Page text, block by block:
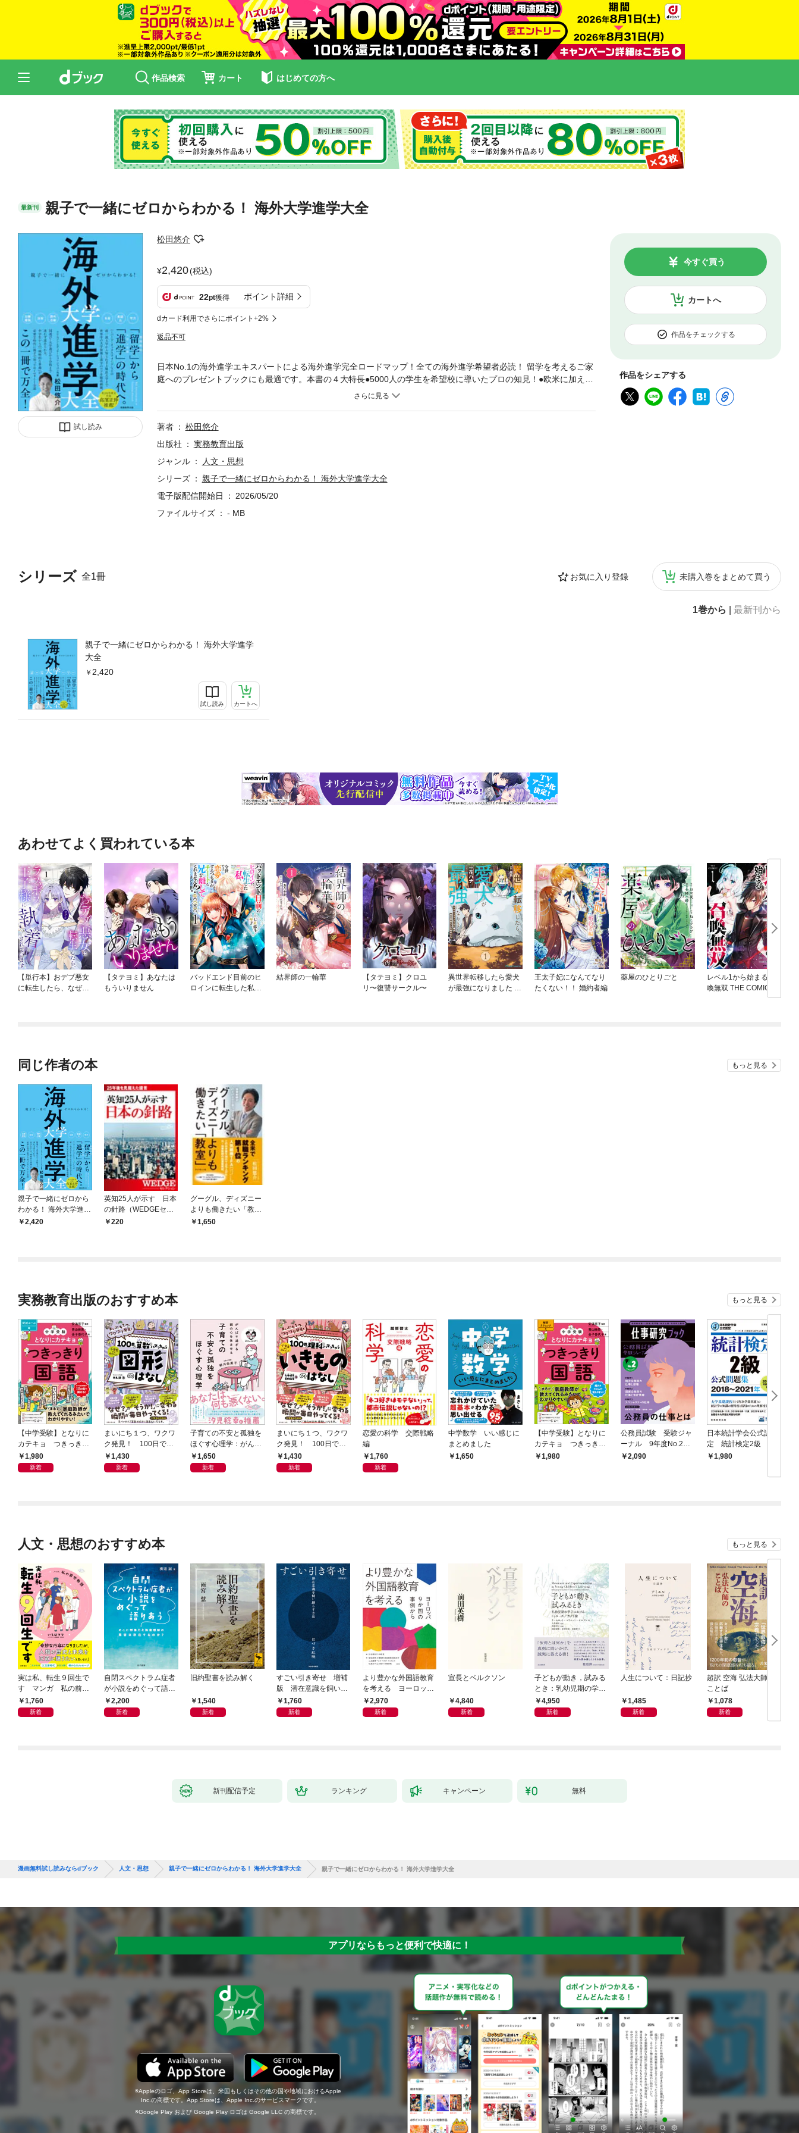
作品検索 カート はじめての方へ
最新刊 親子で一緒にゼロからわかる！ 海外大学進学大全
試し読み
松田悠介
2,420(税込)
22pt獲得 ポイント詳細
dカード利用でさらにポイント+2%
返品不可
カートへ
今すぐ買う
作品をチェックする
作品をシェアする
シリーズ 全1冊 お気に入り登録 未購入巻をまとめて買う
1巻から 最新刊から
親子で一緒にゼロからわかる！ 海外大学進学
大全
2,420
試し読み カートへ
日本No.1の海外進学エキスパートによる海外進学完全ロードマップ！全ての海外進学希望者必読！ 留学を考えるご家
庭へのプレゼントブックにも最適です。本書の４大特長●5000人の学生を希望校に導いたプロの知見！●欧米に加え、
急伸中のアジアの学校も数多く収録！●心構えから奨学金、暮らし方、就職先候補まで網羅！●中堅校からトップ校ま
対策第7章 卒業後のキャリアプランと進路【著者紹介】松田悠介（まつだ・ゆうすけ）海外進学のエキスパート。中
学校体育教師として勤務後、一念発起しハーバード教育大学院へ。帰国後、学習支援団体「Learning For All」「Teac
エデュケーション日本支社長に就任。著書に『グーグル、ディズニーよりも働きたい「教室」』（ダイヤモンド社）
がある。
著者
松田悠介
出版社
実務教育出版
ジャンル
人文・思想
シリーズ
親子で一緒にゼロからわかる！ 海外大学進学大全
電子版配信開始日
2026/05/20
ファイルサイズ
- MB
あわせてよく買われている本
【単行本】おデブ悪女
に転生したら、なぜか
【タテヨミ】あなたは
もういりません
バッドエンド目前のヒ
ロインに転生した私、
結界師の一輪華
【タテヨミ】クロユ
リ〜復讐サークル〜
異世界転移したら愛犬
が最強になりました ～
王太子妃になんてなり
たくない！！ 婚約者編
薬屋のひとりごと
レベル1から始まる召
喚無双 THE COMIC
同じ作者の本 もっと見る
親子で一緒にゼロから
わかる！ 海外大学進学
大全2,420
英知25人が示す 日本
の針路（WEDGEセレ
クション No.27）
220
グーグル、ディズニー
よりも働きたい「教
室」1,650
実務教育出版のおすすめ本 もっと見る
【中学受験】となりに
カテキョ つきっきり
国語［記述ルール編］
1,980
新着
まいにち１つ、ワクワ
ク発見！ 100日で算
数にハマっちゃう「図
形」のはなし
1,430
新着
子育ての不安と孤独を
ほぐす心理学：がんば
り過ぎる親の心を休ま
せる
1,650
新着
まいにち１つ、ワクワ
ク発見！ 100日で理
科にハマっちゃう「い
きもの」のはなし
1,430
新着
恋愛の科学 交際戦略
編
1,760
新着
中学数学 いい感じに
まとめました
1,650
【中学受験】となりに
カテキョ つきっきり
国語［解答テクニック
1,980
公務員試験 受験ジャ
ーナル 9年度No.2
仕事研究ブック
2,090
日本統計学会公式認
定 統計検定2級 公
式問題集［2018～202
1,980
人文・思想のおすすめ本 もっと見る
実は私、転生９回生で
す マンガ 私の前世
物語1,760
新着
自閉スペクトラム症者
が小説をめぐって語り
あう2,200
新着
旧約聖書を読み解く
1,540
新着
すごい引き寄せ 増補
版 潜在意識を飼い馴
らす方法
1,760
新着
より豊かな外国語教育
を考える ヨーロッパ
9か国の事例から
2,970
新着
宣長とベルクソン
4,840
新着
子どもが動き，試みる
とき：乳幼児期の学び
におけるドゥルーズ／
ガタリ論
4,950
新着
人生について：日記抄
1,485
新着
超訳 空海 弘法大師の
ことば
1,078
新着
新刊配信予定 ランキング キャンペーン 無料
漫画無料試し読みならdブック 人文・思想 親子で一緒にゼロからわかる！ 海外大学進学大全 親子で一緒にゼロからわかる！ 海外大学進学大全
アプリならもっと便利で快適に！
Appleのロゴ、App Storeは、米国もしくはその他の国や地域におけるApple
Inc.の商標です。App Storeは、Apple Inc.のサービスマークです。
Google Play および Google Play ロゴは Google LLC の商標です。